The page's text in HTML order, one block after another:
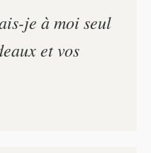
je à moi seul
et vos